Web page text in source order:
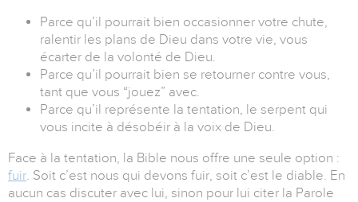
Parce qu’il pourrait bien occasionner votre chute,
ralentir les plans de Dieu dans votre vie, vous
écarter de la volonté de Dieu.
Parce qu’il pourrait bien se retourner contre vous,
tant que vous “jouez” avec.
Parce qu’il représente la tentation, le serpent qui
vous incite à désobéir à la voix de Dieu.
Face à la tentation, la Bible nous offre une seule option :
fuir. Soit c’est nous qui devons fuir, soit c’est le diable. En
aucun cas discuter avec lui, sinon pour lui citer la Parole